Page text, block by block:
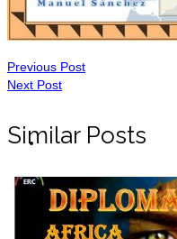
Contáctemos
Donaciones
Previous Post
Next Post
Similar Posts